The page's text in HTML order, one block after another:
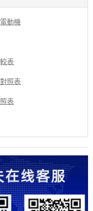
動機
表
照表
表